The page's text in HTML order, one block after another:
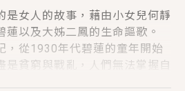
是女人的故事，藉由小女兒何靜
蓮以及大姊二鳳的生命謳歌。
，從1930年代碧蓮的童年開始
是貧窮與戰亂，人們無法掌握自